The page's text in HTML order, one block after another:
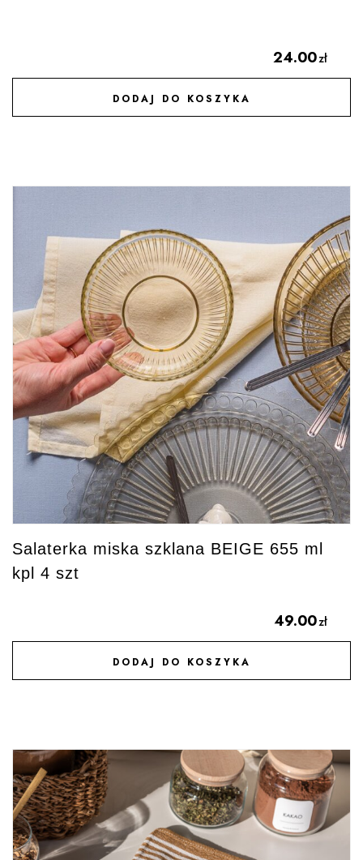
24.00zł
DODAJ DO KOSZYKA
DODAJ DO ULUBIONYCH
Salaterka miska szklana BEIGE 655 ml
kpl 4 szt
49.00zł
DODAJ DO KOSZYKA
DODAJ DO ULUBIONYCH